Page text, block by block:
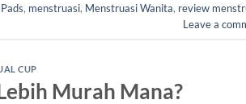
, menstruasi, Menstruasi Wanita, review
Leave a
CUP
Murah Mana?